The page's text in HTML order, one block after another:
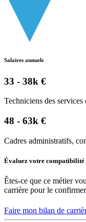
Salaires annuels
33 - 38k €
Techniciens des
48 - 63k €
Cadres administratifs,
Évaluez votre compatibilité
Êtes-ce que ce métier
carrière pour le
Faire mon bilan de